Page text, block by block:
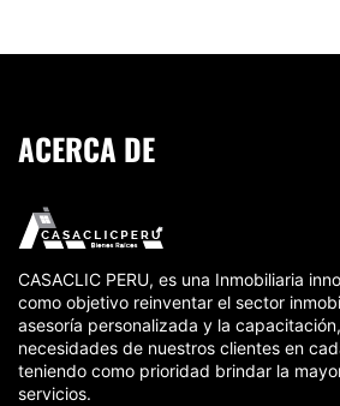
ACERCA DE
CASACLIC PERU, es una Inmobiliaria
como objetivo reinventar el sector
asesoría personalizada y la
necesidades de nuestros clientes en
teniendo como prioridad brindar la
servicios.